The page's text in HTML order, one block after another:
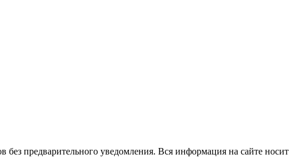
предварительного уведомления. Вся информация на сайте носит